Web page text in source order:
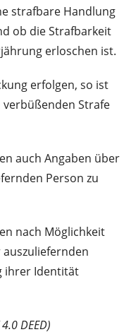
strafbare Handlung
ob die Strafbarkeit
erloschen ist.
erfolgen, so ist
Strafe
auch Angaben über
Person zu
nach Möglichkeit
ihrer Identität
DEED)